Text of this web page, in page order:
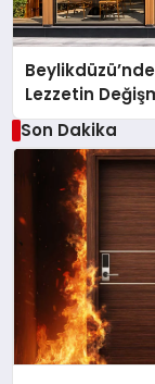
Lezzetin
Son Dakika